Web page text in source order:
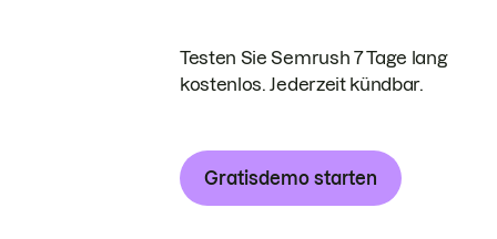
Testen Sie Semrush 7 Tage lang
kostenlos. Jederzeit kündbar.
Gratisdemo starten